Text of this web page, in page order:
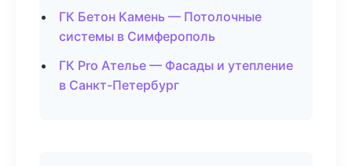
ГК Бетон Камень — Потолочные
системы в Симферополь
ГК Pro Ателье — Фасады и утепление
в Санкт-Петербург